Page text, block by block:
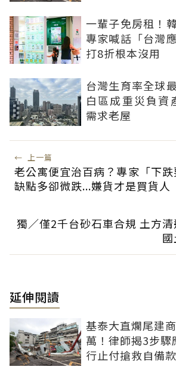
一輩子免房租！
專家喊話「台灣
打8折根本沒用
台灣生育率全球
白區成重災負資
需求老屋
← 上一篇
老公寓便宜治百病？專家「下
缺點多卻微跌...嫌貨才是買貨人
獨／僅2千台砂石車合規 土方
延伸閱讀
基泰大直爛尾建
萬！律師揭3步驟
行止付搶救自備款